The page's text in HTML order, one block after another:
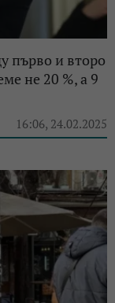
първо и второ
не 20 %, а 9
16:06, 24.02.2025